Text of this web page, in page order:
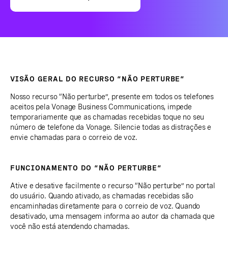
VISÃO GERAL DO RECURSO “NÃO PERTURBE”
Nosso recurso “Não perturbe”, presente em todos os telefones
aceitos pela Vonage Business Communications, impede
temporariamente que as chamadas recebidas toque no seu
número de telefone da Vonage. Silencie todas as distrações e
envie chamadas para o correio de voz.
FUNCIONAMENTO DO “NÃO PERTURBE”
Ative e desative facilmente o recurso “Não perturbe” no portal
do usuário. Quando ativado, as chamadas recebidas são
encaminhadas diretamente para o correio de voz. Quando
desativado, uma mensagem informa ao autor da chamada que
você não está atendendo chamadas.